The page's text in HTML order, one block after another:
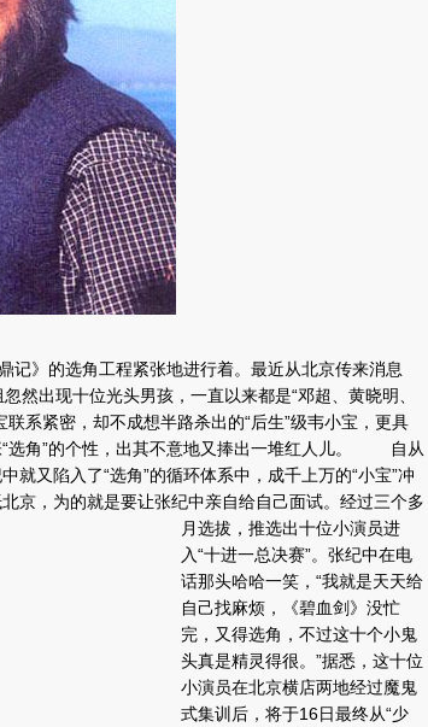
》的选角工程紧张地进行着。最近从北京传来消息
然出现十位光头男孩，一直以来都是“邓超、黄晓明、
系紧密，却不成想半路杀出的“后生”级韦小宝，更具
“选角”的个性，出其不意地又捧出一堆红人儿。 自从
就又陷入了“选角”的循环体系中，成千上万的“小宝”冲
京，为的就是要让张纪中亲自给自己面试。 经过三个多
月选拔，推选出十位小演员进
入“十进一总决赛”。张纪中在电
话那头哈哈一笑，“我就是天天给
自己找麻烦，《碧血剑》没忙
完，又得选角，不过这十个小鬼
头真是精灵得很。”据悉，这十位
小演员在北京横店两地经过魔鬼
式集训后，将于16日最终从“少